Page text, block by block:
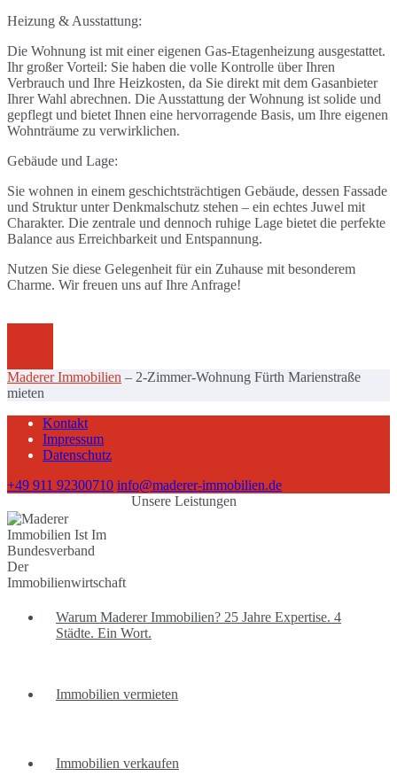
Heizung & Ausstattung:
Die Wohnung ist mit einer eigenen Gas-Etagenheizung ausgestattet.
Ihr großer Vorteil: Sie haben die volle Kontrolle über Ihren
Verbrauch und Ihre Heizkosten, da Sie direkt mit dem Gasanbieter
Ihrer Wahl abrechnen. Die Ausstattung der Wohnung ist solide und
gepflegt und bietet Ihnen eine hervorragende Basis, um Ihre eigenen
Wohnträume zu verwirklichen.
Gebäude und Lage:
Sie wohnen in einem geschichtsträchtigen Gebäude, dessen Fassade
und Struktur unter Denkmalschutz stehen – ein echtes Juwel mit
Charakter. Die zentrale und dennoch ruhige Lage bietet die perfekte
Balance aus Erreichbarkeit und Entspannung.
Nutzen Sie diese Gelegenheit für ein Zuhause mit besonderem
Charme. Wir freuen uns auf Ihre Anfrage!
Maderer Immobilien – 2-Zimmer-Wohnung Fürth Marienstraße
mieten
Kontakt
Impressum
Datenschutz
+49 911 92300710 info@maderer-immobilien.de
Unsere Leistungen
Warum Maderer Immobilien? 25 Jahre Expertise. 4
Städte. Ein Wort.
Immobilien vermieten
Immobilien verkaufen